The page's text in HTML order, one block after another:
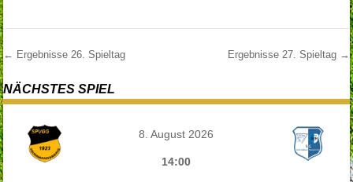
Post navigation
← Ergebnisse 26. Spieltag Ergebnisse 27. Spieltag →
NÄCHSTES SPIEL
8. August 2026
14:00